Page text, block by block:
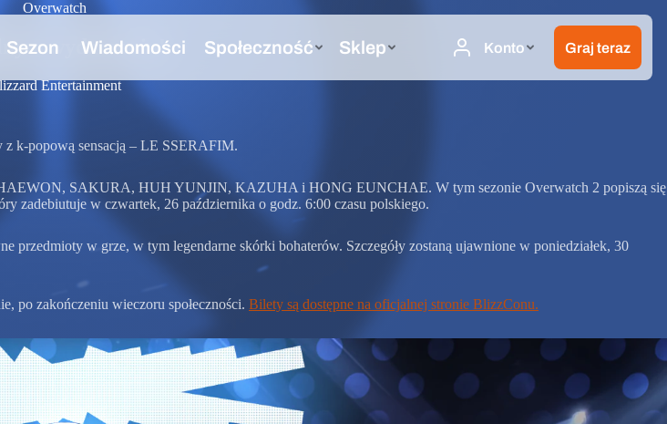
Overwatch
wydarzeniu!
Entertainment
z k-popową sensacją – LE SSERAFIM.
SAKURA, HUH YUNJIN, KAZUHA i HONG EUNCHAE. W tym sezonie Overwatch 2 popiszą się
zadebiutuje w czwartek, 26 października o godz. 6:00 czasu polskiego.
w grze, w tym legendarne skórki bohaterów. Szczegóły zostaną ujawnione w poniedziałek, 30
po zakończeniu wieczoru społeczności. Bilety są dostępne na oficjalnej stronie BlizzConu.